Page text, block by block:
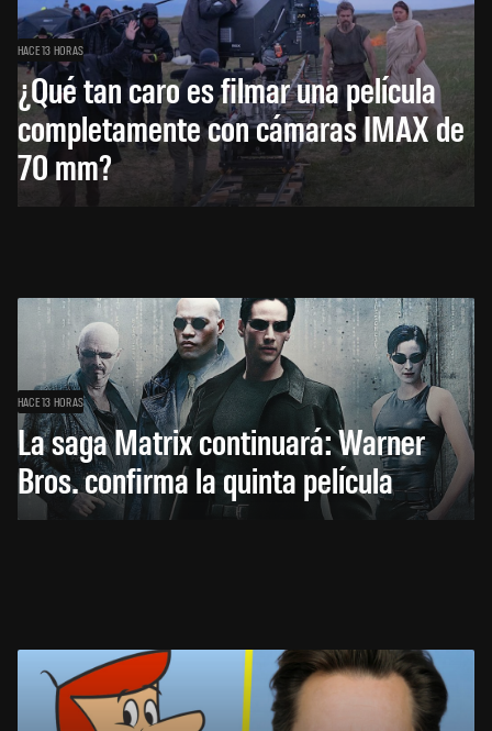
HACE 13 HORAS
¿Qué tan caro es filmar una película
completamente con cámaras IMAX de
70 mm?
HACE 13 HORAS
La saga Matrix continuará: Warner
Bros. confirma la quinta película